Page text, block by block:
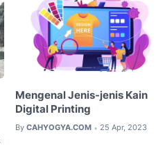
Mengenal Jenis-jenis Kain
Digital Printing
By CAHYOGYA.COM • 25 Apr, 2023